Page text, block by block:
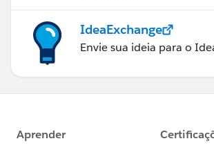
IdeaExchange
Envie sua ideia para o